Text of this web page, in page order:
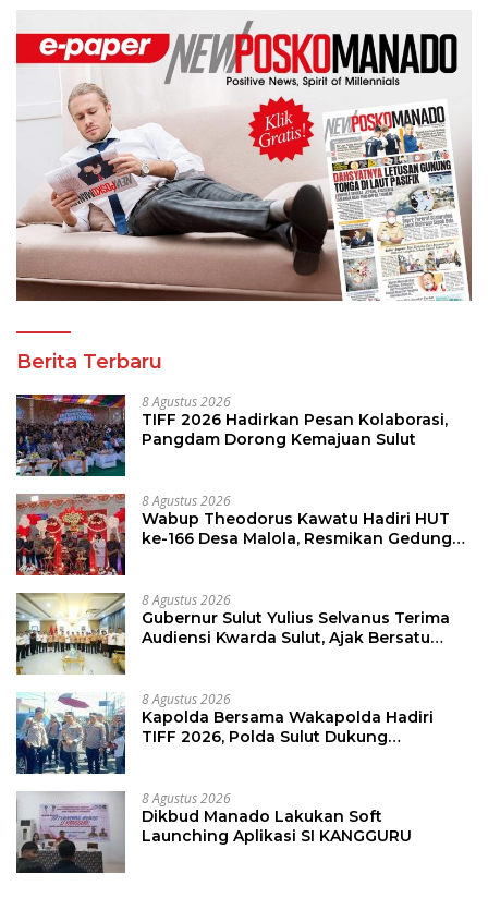
Berita Terbaru
8 Agustus 2026
TIFF 2026 Hadirkan Pesan Kolaborasi,
Pangdam Dorong Kemajuan Sulut
8 Agustus 2026
Wabup Theodorus Kawatu Hadiri HUT
ke-166 Desa Malola, Resmikan Gedung
8 Agustus 2026
Gubernur Sulut Yulius Selvanus Terima
Audiensi Kwarda Sulut, Ajak Bersatu
8 Agustus 2026
Kapolda Bersama Wakapolda Hadiri
TIFF 2026, Polda Sulut Dukung
8 Agustus 2026
Dikbud Manado Lakukan Soft
Launching Aplikasi SI KANGGURU